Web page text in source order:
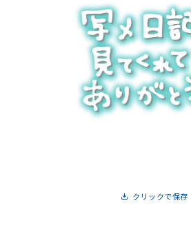
クリックで保存